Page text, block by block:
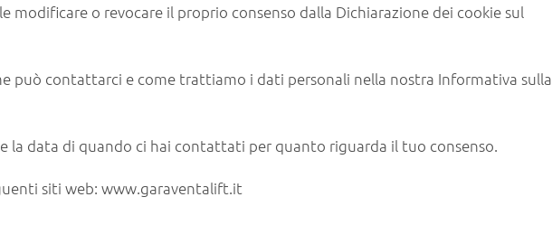
modificare o revocare il proprio consenso dalla Dichiarazione dei cookie sul
può contattarci e come trattiamo i dati personali nella nostra Informativa sulla
e la data di quando ci hai contattati per quanto riguarda il tuo consenso.
siti web: www.garaventalift.it